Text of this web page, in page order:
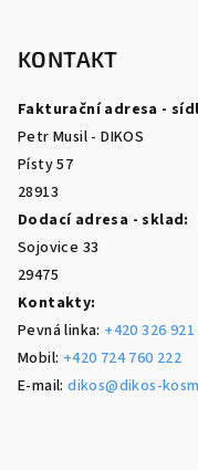
KONTAKT
Fakturační adresa -
Petr Musil - DIKOS
Písty 57
28913
Dodací adresa - sklad:
Sojovice 33
29475
Kontakty:
Pevná linka: +420 326
Mobil: +420 724 760 222
E-mail:dikos@dikos-